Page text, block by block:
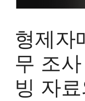
형제자
무 조
빙 자